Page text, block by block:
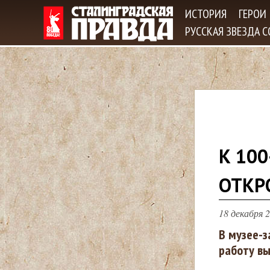
ИСТОРИЯ
ГЕРОИ
РУССКАЯ ЗВЕЗДА
з
д
е
К
18 декабря
В музее-
работу